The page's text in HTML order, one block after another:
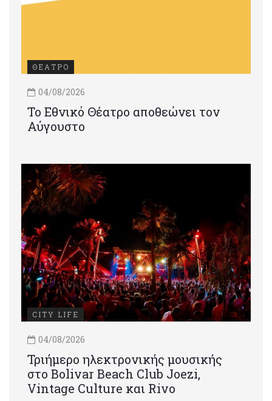
ΘΕΑΤΡΟ
04/08/2026
Το Εθνικό Θέατρο αποθεώνει τον
Αύγουστο
CITY LIFE
04/08/2026
Τριήμερο ηλεκτρονικής μουσικής
στο Bolivar Beach Club Joezi,
Vintage Culture και Rivo